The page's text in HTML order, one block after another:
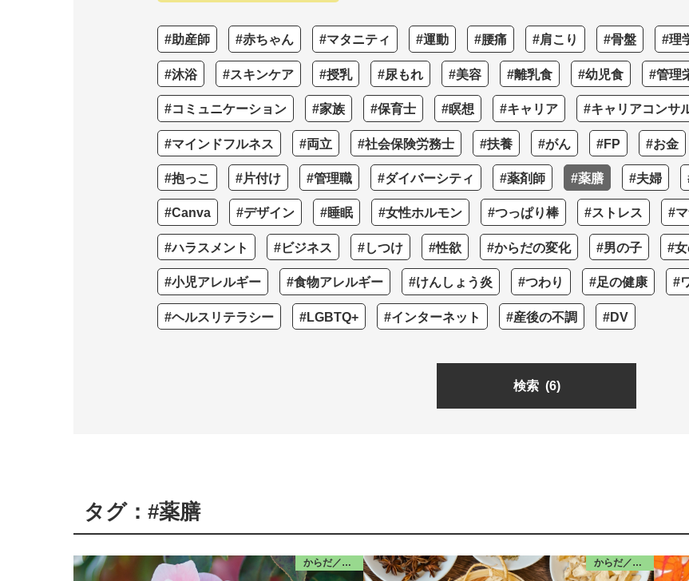
#助産師 #赤ちゃん #マタニティ #運動 #腰痛 #肩こり #骨盤 #理
#沐浴 #スキンケア #授乳 #尿もれ #美容 #離乳食 #幼児食 #管理
#コミュニケーション #家族 #保育士 #瞑想 #キャリア #キャリアコンサ
#マインドフルネス #両立 #社会保険労務士 #扶養 #がん #FP #お金
#抱っこ #片付け #管理職 #ダイバーシティ #薬剤師 #薬膳 #夫婦
#Canva #デザイン #睡眠 #女性ホルモン #つっぱり棒 #ストレス #
#ハラスメント #ビジネス #しつけ #性欲 #からだの変化 #男の子 #
#小児アレルギー #食物アレルギー #けんしょう炎 #つわり #足の健康 #
#ヘルスリテラシー #LGBTQ+ #インターネット #産後の不調 #DV
検索 (6)
タグ：#薬膳
からだ／食・栄養 からだ／食・栄養